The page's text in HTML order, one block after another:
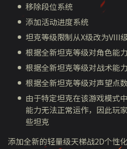
移除段位系统
添加活动进度系统
坦克等级限制从X级改为VIII
根据全新坦克等级对角色能
根据全新坦克等级对战术能
根据全新坦克等级对声望点
由于特定坦克在该游戏模式
能力无法正常运作，因此玩
些坦克
添加全新的轻量级天梯战2D个性化